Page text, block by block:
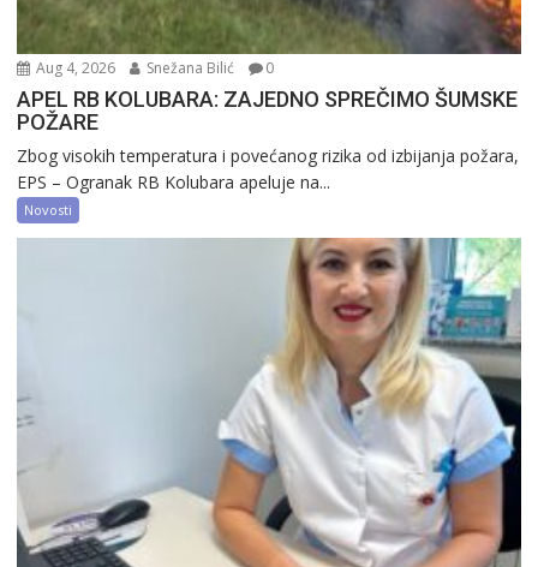
Aug 4, 2026 Snežana Bilić 0
APEL RB KOLUBARA: ZAJEDNO SPREČIMO ŠUMSKE
POŽARE
Zbog visokih temperatura i povećanog rizika od izbijanja požara,
EPS – Ogranak RB Kolubara apeluje na...
Novosti